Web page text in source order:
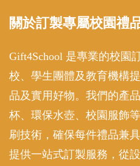
關於訂製專屬校園禮
Gift4School 是專業的校園
校、學生團體及教育機構
品及實用好物。我們的產
杯、環保水壺、校園服飾
刷技術，確保每件禮品兼
提供一站式訂製服務，從